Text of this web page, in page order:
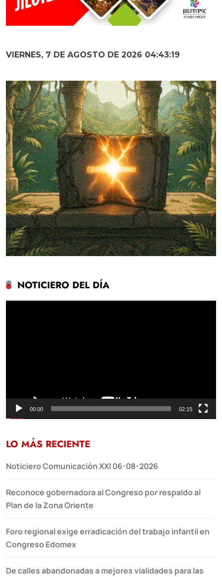
VIERNES, 7 DE AGOSTO DE 2026 04:43:20
NOTICIERO DEL DÍA
00:00 02:15
LO MÁS RECIENTE
Noticiero Comunicación XXI 06-08-2026
Reconoce gobernadora al Congreso por respaldo al
Plan de la Zona Oriente
Foro regional exige erradicación del trabajo infantil en
Congreso Edomex
De calles abandonadas a mejores vialidades para las